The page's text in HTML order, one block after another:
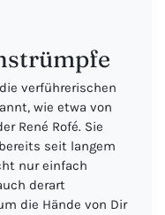
verführerischen
wie etwa von
René Rofé. Sie
seit langem
nur einfach
derart
die Hände von Dir